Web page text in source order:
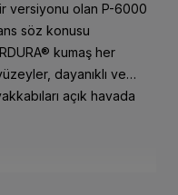
versiyonu olan P-6000
söz konusu
kumaş her
dayanıklı ve
açık havada